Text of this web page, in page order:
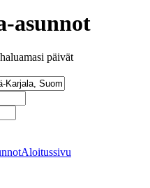
asunnot
päivät
Aloitussivu